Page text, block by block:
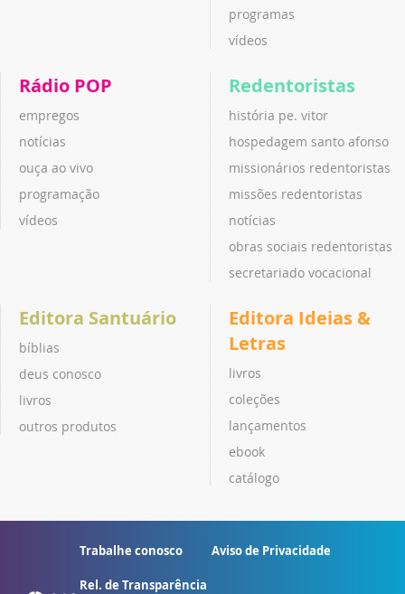
programas
vídeos
Rádio POP
empregos
notícias
ouça ao vivo
programação
vídeos
Redentoristas
história pe. vitor
hospedagem santo afonso
missionários redentoristas
missões redentoristas
notícias
obras sociais redentoristas
secretariado vocacional
Editora Santuário
bíblias
deus conosco
livros
outros produtos
Editora Ideias &
Letras
livros
coleções
lançamentos
ebook
catálogo
Trabalhe conosco Aviso de Privacidade
Rel. de Transparência